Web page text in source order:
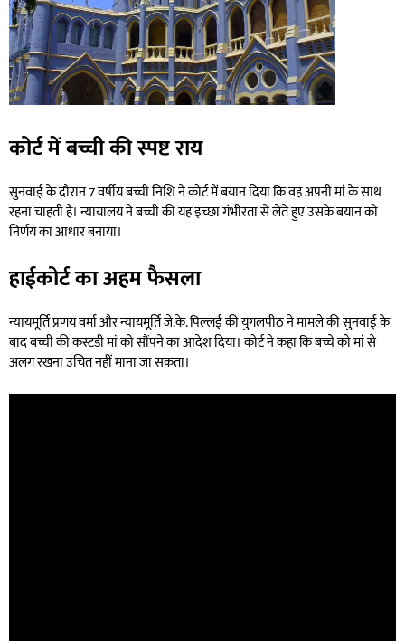
कोर्ट में बच्ची की स्पष्ट राय
सुनवाई के दौरान 7 वर्षीय बच्ची निशि ने कोर्ट में बयान दिया कि वह अपनी मां के साथ
रहना चाहती है। न्यायालय ने बच्ची की यह इच्छा गंभीरता से लेते हुए उसके बयान को
निर्णय का आधार बनाया।
हाईकोर्ट का अहम फैसला
न्यायमूर्ति प्रणय वर्मा और न्यायमूर्ति जे.के. पिल्लई की युगलपीठ ने मामले की सुनवाई के
बाद बच्ची की कस्टडी मां को सौंपने का आदेश दिया। कोर्ट ने कहा कि बच्चे को मां से
अलग रखना उचित नहीं माना जा सकता।